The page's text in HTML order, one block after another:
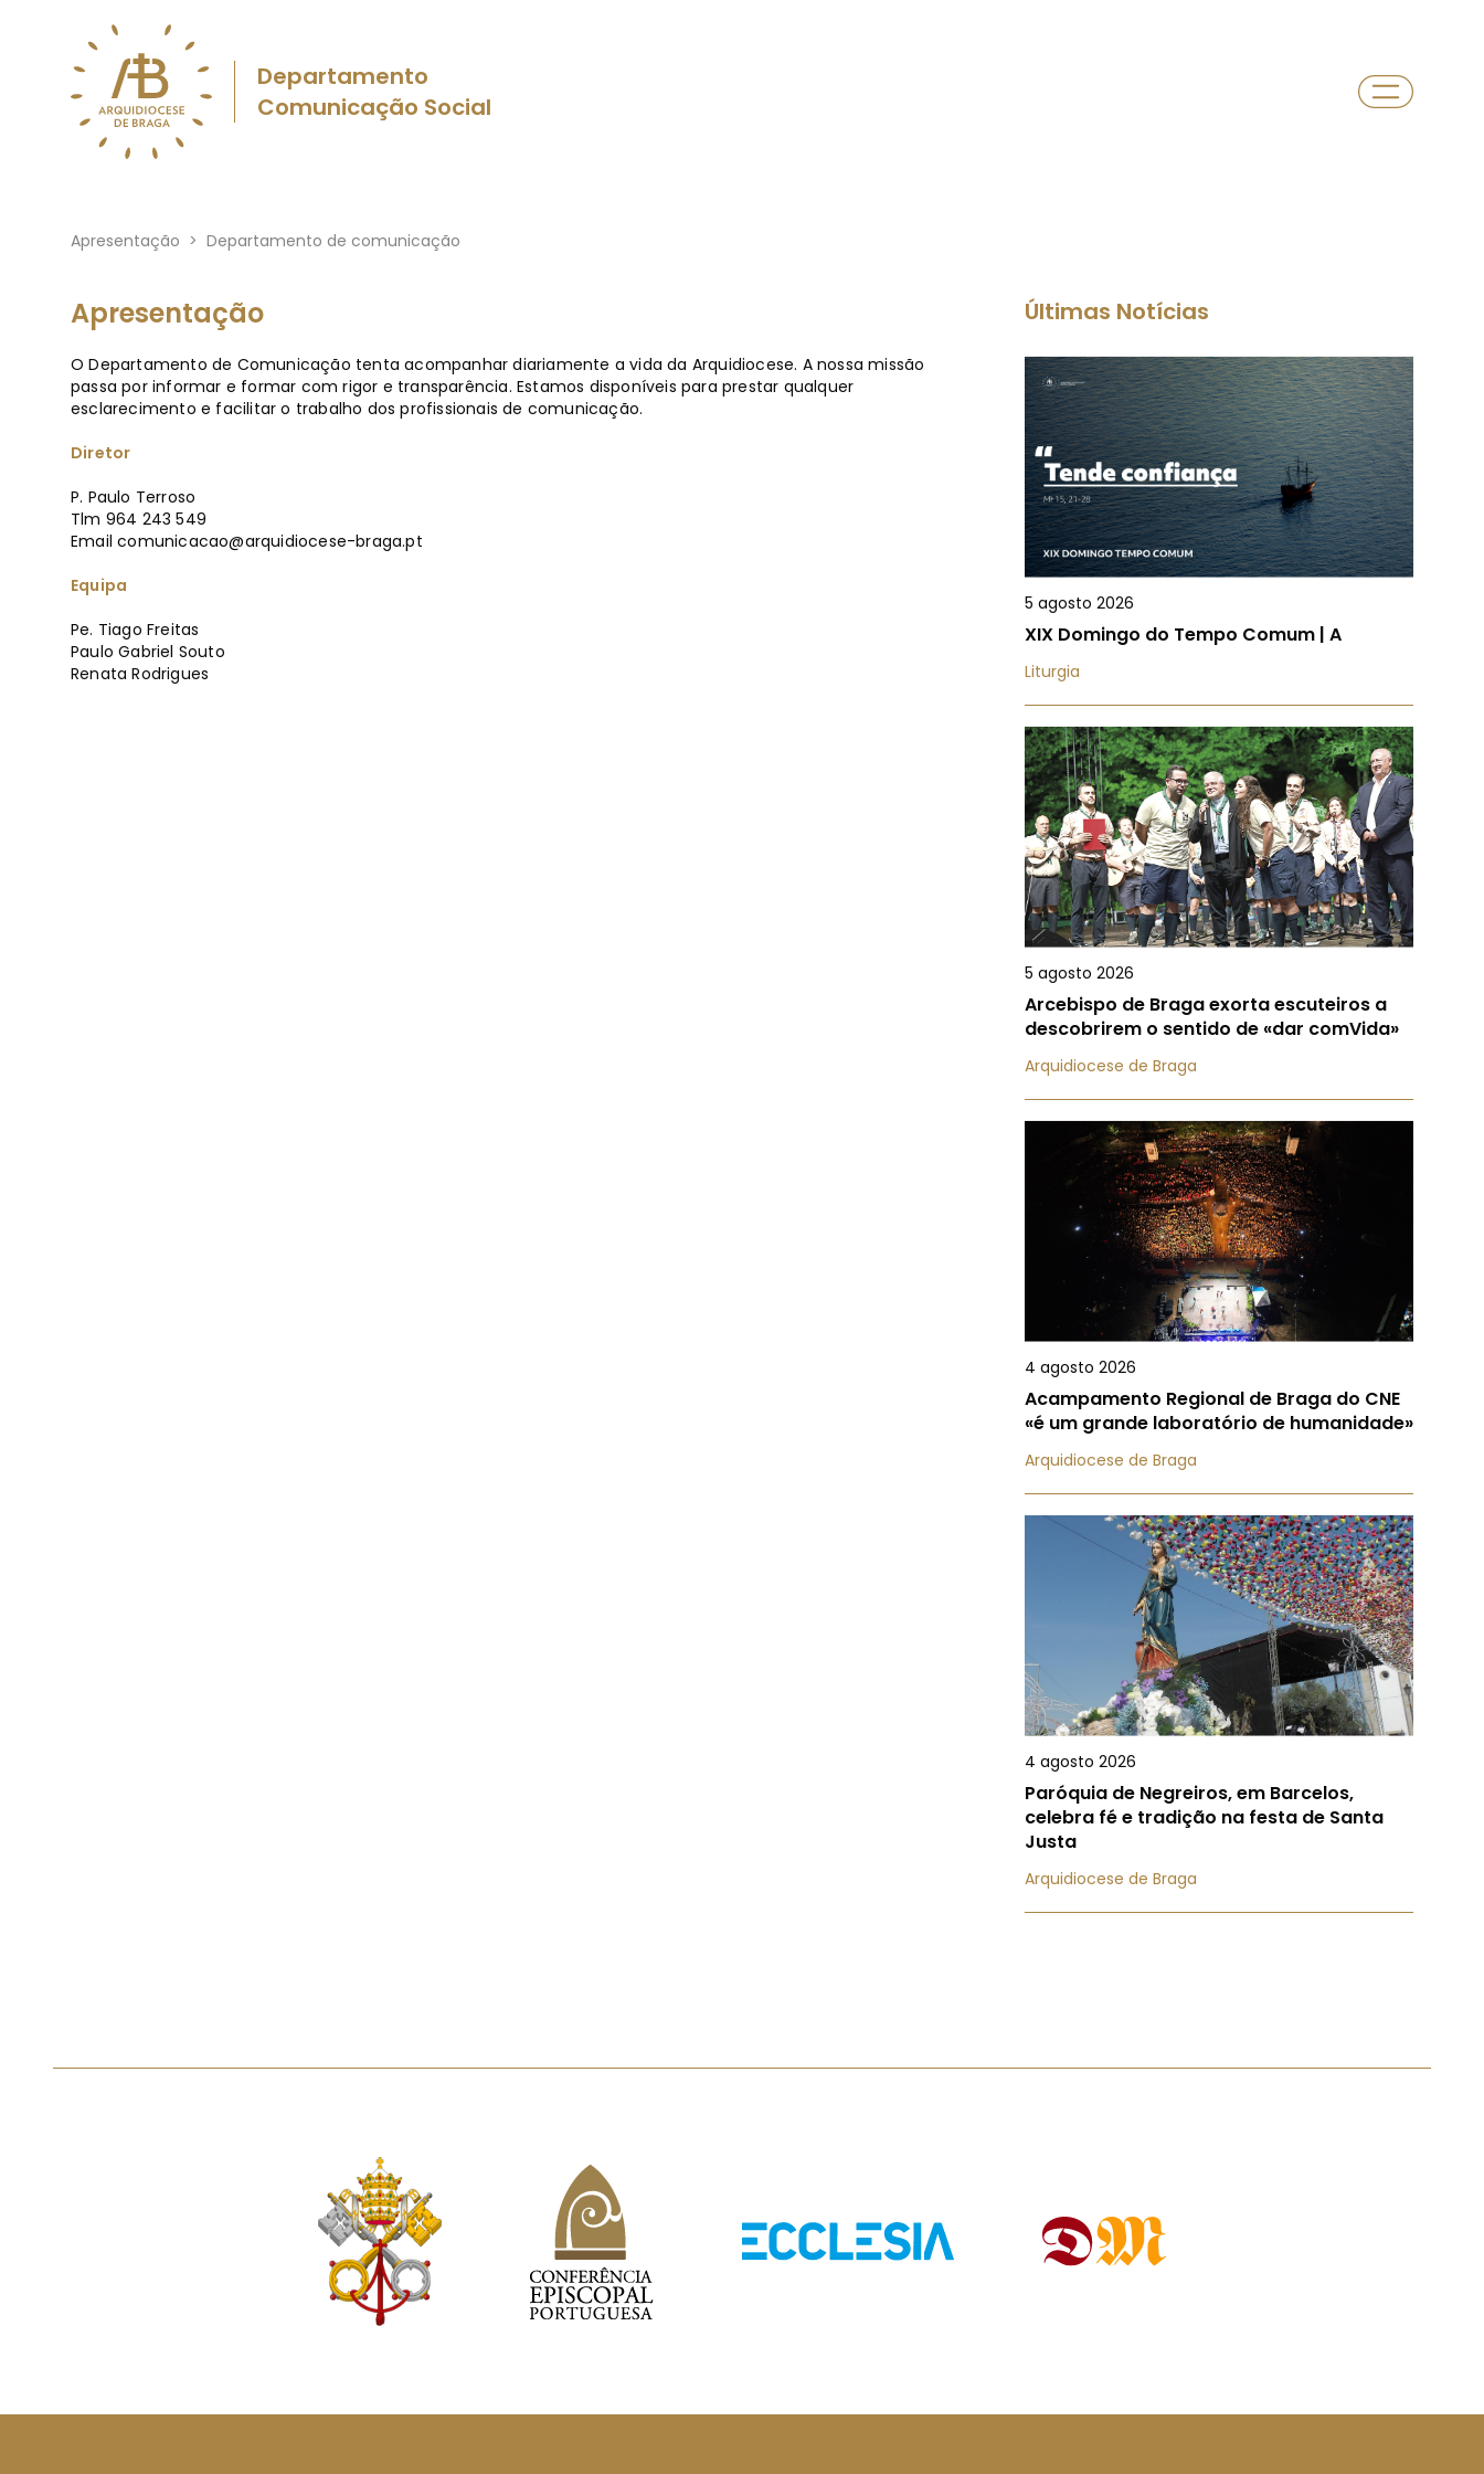
Departamento
Comunicação Social
Apresentação > Departamento de comunicação
Apresentação
O Departamento de Comunicação tenta acompanhar diariamente a vida da Arquidiocese. A nossa missão
passa por informar e formar com rigor e transparência. Estamos disponíveis para prestar qualquer
esclarecimento e facilitar o trabalho dos profissionais de comunicação.
Diretor
P. Paulo Terroso
Tlm 964 243 549
Emailcomunicacao@arquidiocese-braga.pt
Equipa
Pe. Tiago Freitas
Paulo Gabriel Souto
Renata Rodrigues
Últimas Notícias
5 agosto 2026
XIX Domingo do Tempo Comum | A
Liturgia
5 agosto 2026
Arcebispo de Braga exorta escuteiros a
descobrirem o sentido de «dar comVida»
Arquidiocese de Braga
4 agosto 2026
Acampamento Regional de Braga do CNE
«é um grande laboratório de humanidade»
Arquidiocese de Braga
4 agosto 2026
Paróquia de Negreiros, em Barcelos,
celebra fé e tradição na festa de Santa
Justa
Arquidiocese de Braga